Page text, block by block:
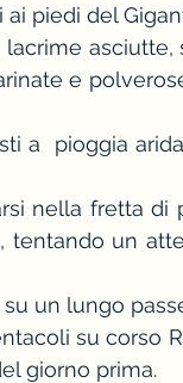
piedi del
e
a  pioggia
nella fretta di
tentando un
un lungo
su corso
giorno prima.